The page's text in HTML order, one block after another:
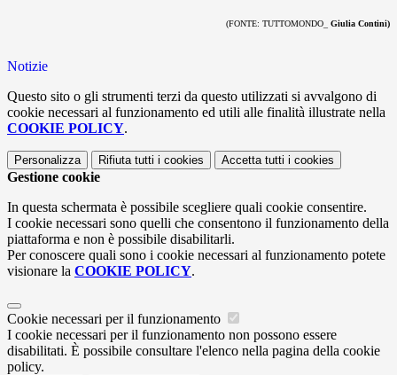
(FONTE: TUTTOMONDO_ Giulia Contini)
Notizie
Questo sito o gli strumenti terzi da questo utilizzati si avvalgono di
cookie necessari al funzionamento ed utili alle finalità illustrate nella
COOKIE POLICY.
Personalizza Rifiuta tutti i cookies Accetta tutti i cookies
Gestione cookie
In questa schermata è possibile scegliere quali cookie consentire.
I cookie necessari sono quelli che consentono il funzionamento della
piattaforma e non è possibile disabilitarli.
Per conoscere quali sono i cookie necessari al funzionamento potete
visionare la COOKIE POLICY.
Cookie necessari per il funzionamento
I cookie necessari per il funzionamento non possono essere
disabilitati. È possibile consultare l'elenco nella pagina della cookie
policy.